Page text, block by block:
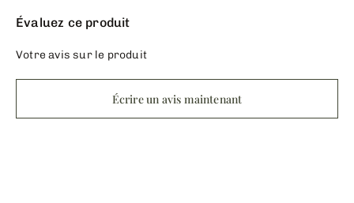
Évaluez ce produit
Votre avis sur le produit
Écrire un avis maintenant